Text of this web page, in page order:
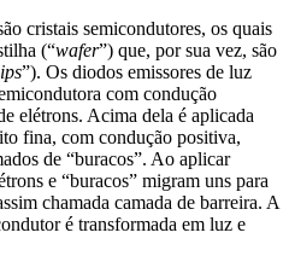
cristais semicondutores, os quais
(“wafer”) que, por sua vez, são
”). Os diodos emissores de luz
com condução
elétrons. Acima dela é aplicada
fina, com condução positiva,
de “buracos”. Ao aplicar
e “buracos” migram uns para
chamada camada de barreira. A
é transformada em luz e